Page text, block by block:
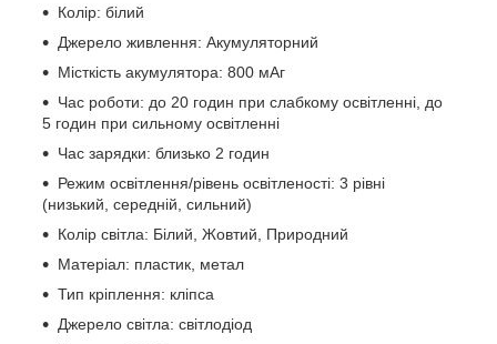
Колір: білий
Джерело живлення: Акумуляторний
Місткість акумулятора: 800 мАг
Час роботи: до 20 годин при слабкому освітленні, до
5 годин при сильному освітленні
Час зарядки: близько 2 годин
Режим освітлення/рівень освітленості: 3 рівні
(низький, середній, сильний)
Колір світла: Білий, Жовтий, Природний
Матеріал: пластик, метал
Тип кріплення: кліпса
Джерело світла: світлодіод